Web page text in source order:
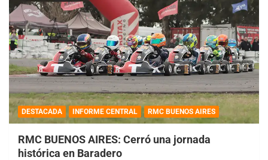
DESTACADA INFORME CENTRAL RMC BUENOS AIRES
RMC BUENOS AIRES: Cerró una jornada
histórica en Baradero